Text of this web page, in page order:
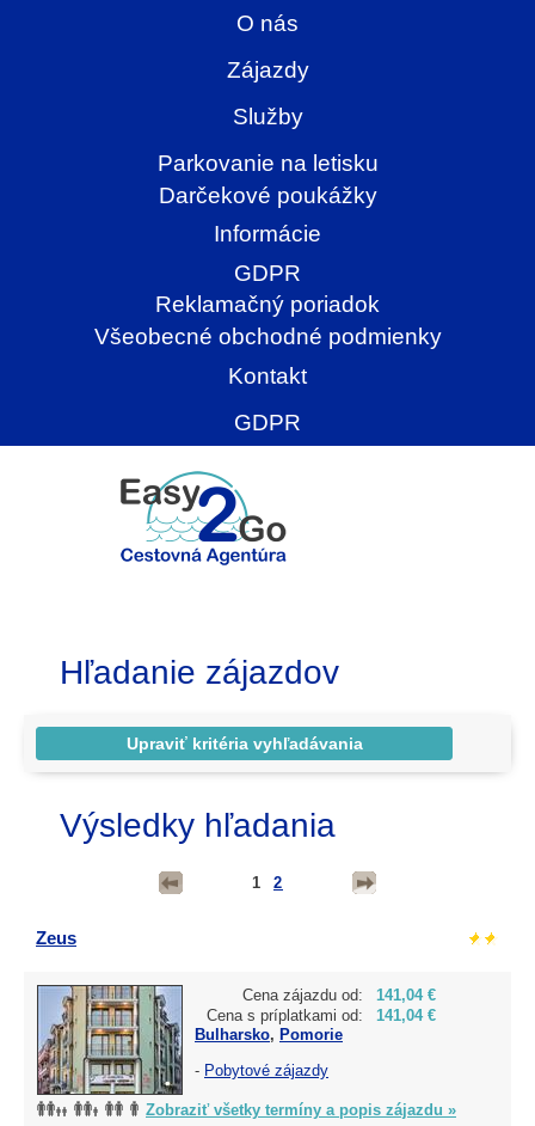
O nás
Zájazdy
Služby
Parkovanie na letisku
Darčekové poukážky
Informácie
GDPR
Reklamačný poriadok
Všeobecné obchodné podmienky
Kontakt
GDPR
Hľadanie zájazdov
Výsledky hľadania
1 2
Zeus
Cena zájazdu od:
141,04 €
Cena s príplatkami od:
141,04 €
Bulharsko, Pomorie
- Pobytové zájazdy
Zobraziť všetky termíny a popis zájazdu »